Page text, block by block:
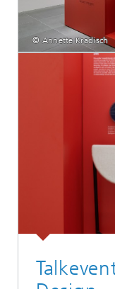
© Annette Kradisch